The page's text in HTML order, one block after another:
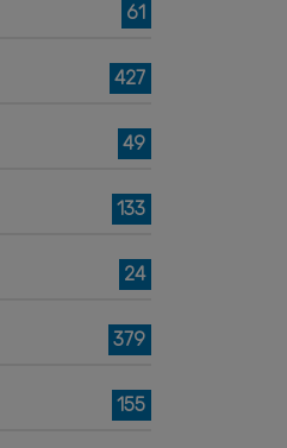
61
427
49
133
24
379
155